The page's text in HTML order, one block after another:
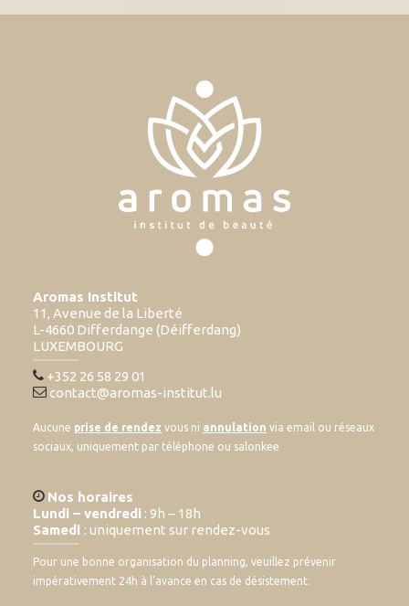
Aromas Institut
11, Avenue de la Liberté
L-4660 Differdange (Déifferdang)
LUXEMBOURG
+352 26 58 29 01
contact@aromas-institut.lu
Aucune prise de rendez vous ni annulation via email ou réseaux
sociaux, uniquement par téléphone ou salonkee
Nos horaires
Lundi – vendredi : 9h – 18h
Samedi : uniquement sur rendez-vous
Pour une bonne organisation du planning, veuillez prévenir
impérativement 24h à l’avance en cas de désistement.